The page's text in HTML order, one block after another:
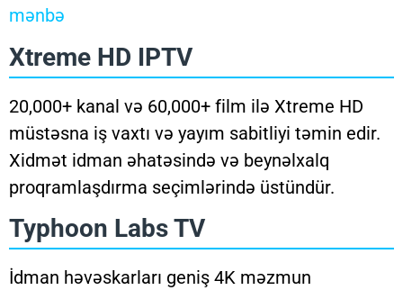
mənbə
Xtreme HD IPTV
20,000+ kanal və 60,000+ film ilə Xtreme HD
müstəsna iş vaxtı və yayım sabitliyi təmin edir.
Xidmət idman əhatəsində və beynəlxalq
proqramlaşdırma seçimlərində üstündür.
Typhoon Labs TV
İdman həvəskarları geniş 4K məzmun